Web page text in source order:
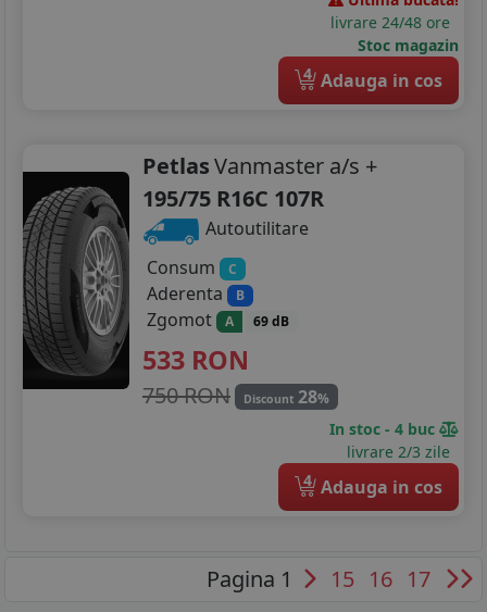
livrare 24/48 ore
Stoc magazin
4 Adauga in cos
PetlasVanmaster a/s +
195/75 R16C 107R
Autoutilitare
Consum
C
Aderenta B
Zgomot A 69 dB
533 RON
750 RON Discount 28%
In stoc - 4 buc
livrare 2/3 zile
4 Adauga in cos
Pagina 1 15 16 17